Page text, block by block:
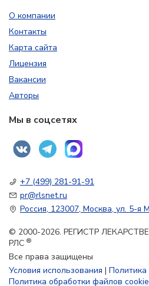
О компании
Контакты
Карта сайта
Лицензия
Вакансии
Авторы
Мы в соцсетях
+7 (499) 281-91-91
pr@rlsnet.ru
Россия, 123007, Москва, ул. 5-я
© 2000-2026. РЕГИСТР
РЛС ®
Все права защищены
Условия использования |
Политика обработки файлов cookie